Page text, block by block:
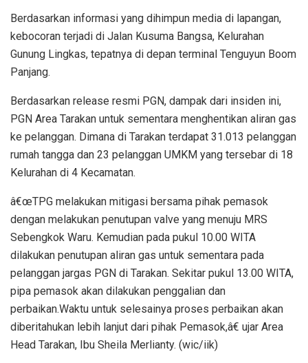
Berdasarkan informasi yang dihimpun media di lapangan,
kebocoran terjadi di Jalan Kusuma Bangsa, Kelurahan
Gunung Lingkas, tepatnya di depan terminal Tenguyun Boom
Panjang.
Berdasarkan release resmi PGN, dampak dari insiden ini,
PGN Area Tarakan untuk sementara menghentikan aliran gas
ke pelanggan. Dimana di Tarakan terdapat 31.013 pelanggan
rumah tangga dan 23 pelanggan UMKM yang tersebar di 18
Kelurahan di 4 Kecamatan.
â€œTPG melakukan mitigasi bersama pihak pemasok
dengan melakukan penutupan valve yang menuju MRS
Sebengkok Waru. Kemudian pada pukul 10.00 WITA
dilakukan penutupan aliran gas untuk sementara pada
pelanggan jargas PGN di Tarakan. Sekitar pukul 13.00 WITA,
pipa pemasok akan dilakukan penggalian dan
perbaikan.Waktu untuk selesainya proses perbaikan akan
diberitahukan lebih lanjut dari pihak Pemasok,â€ ujar Area
Head Tarakan, Ibu Sheila Merlianty. (wic/iik)